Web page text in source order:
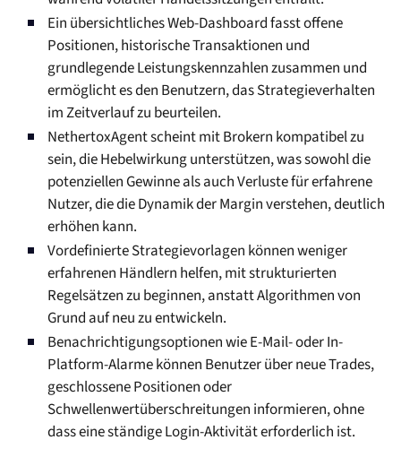
Ein übersichtliches Web-Dashboard fasst offene
Positionen, historische Transaktionen und
grundlegende Leistungskennzahlen zusammen und
ermöglicht es den Benutzern, das Strategieverhalten
im Zeitverlauf zu beurteilen.
NethertoxAgent scheint mit Brokern kompatibel zu
sein, die Hebelwirkung unterstützen, was sowohl die
potenziellen Gewinne als auch Verluste für erfahrene
Nutzer, die die Dynamik der Margin verstehen, deutlich
erhöhen kann.
Vordefinierte Strategievorlagen können weniger
erfahrenen Händlern helfen, mit strukturierten
Regelsätzen zu beginnen, anstatt Algorithmen von
Grund auf neu zu entwickeln.
Benachrichtigungsoptionen wie E-Mail- oder In-
Platform-Alarme können Benutzer über neue Trades,
geschlossene Positionen oder
Schwellenwertüberschreitungen informieren, ohne
dass eine ständige Login-Aktivität erforderlich ist.